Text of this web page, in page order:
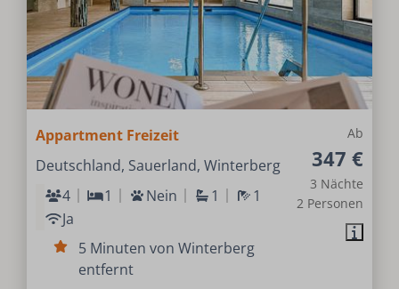
Ab
347 €
3 Nächte
2 Personen
Appartment Freizeit
Deutschland, Sauerland, Winterberg
4
1 Nein 1
1
Ja
5 Minuten von Winterberg
entfernt